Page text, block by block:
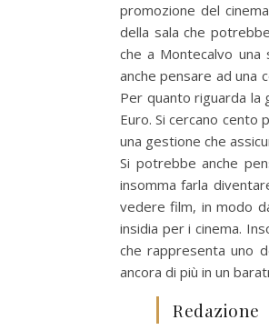
promozione del
della sala che
che a Montecalvo
anche pensare ad una
Per quanto riguarda la
Euro. Si cercano
una gestione che
Si potrebbe anche
insomma farla
vedere film, in modo
insidia per i cinema.
che rappresenta uno
ancora di più in un
Redazione